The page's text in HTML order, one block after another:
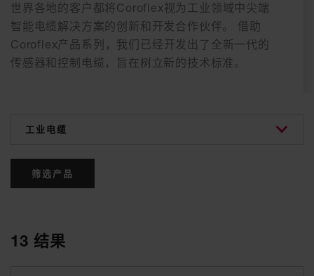
世界各地的客户都将Coroflex视为工业领域中尖端
智能电缆解决方案的创新和开发合作伙伴。 借助
Coroflex产品系列，我们已经开发出了全新一代的
传感器和控制电缆，旨在树立新的技术标准。
categories
筛选产品
13 结果